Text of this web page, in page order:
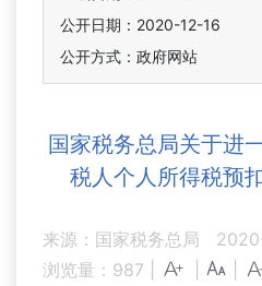
公开日期：2020-12-16
公开方式：政府网站
国家税务总局关于进
税人个人所得税预
来源：国家税务总局
浏览量： 987